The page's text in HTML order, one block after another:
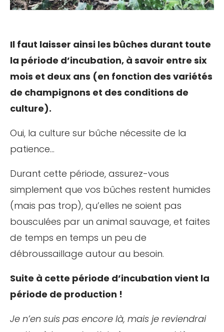
Il faut laisser ainsi les bûches durant toute
la période d’incubation, à savoir entre six
mois et deux ans (en fonction des variétés
de champignons et des conditions de
culture).
Oui, la culture sur bûche nécessite de la
patience…
Durant cette période, assurez-vous
simplement que vos bûches restent humides
(mais pas trop), qu’elles ne soient pas
bousculées par un animal sauvage, et faites
de temps en temps un peu de
débroussaillage autour au besoin.
Suite à cette période d’incubation vient la
période de production !
Je n’en suis pas encore là, mais je reviendrai